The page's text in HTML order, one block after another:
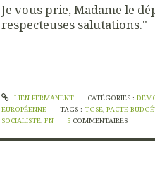
Je vous prie, Madame le
respecteuses salutations."
LIEN PERMANENT CATÉGORIES :
EUROPÉENNE
TAGS :TGSE,PACTE
SOCIALISTE, FN 5 COMMENTAIRES